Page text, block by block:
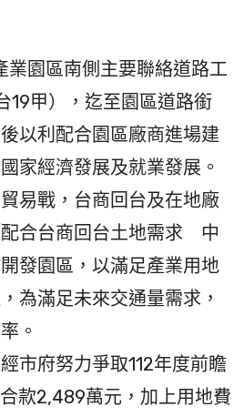
園區南側主要聯絡道路工
19甲），迄⾄園區道路銜
以利配合園區廠商進場建
家經濟發展及就業發展。
易戰，台商回台及在地廠
配合台商回台土地需求 中
發園區，以滿足產業用地
為滿足未來交通量需求，
。
市府努⼒爭取112年度前瞻
款2,489萬元，加上⽤地費